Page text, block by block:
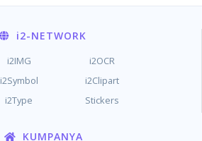
i2-NETWORK
i2IMG
i2OCR
i2Symbol
i2Clipart
i2Type Stickers
KUMPANYA